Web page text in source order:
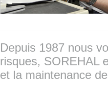
Depuis 1987 nous
risques, SOREHAL
et la maintenance